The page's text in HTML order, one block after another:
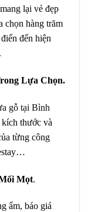
lại vẻ đẹp
chọn hàng trăm
đến hiện
Lựa Chọn.
gỗ tại Bình
kích thước và
từng công
Mọt.
ẩm, báo giá